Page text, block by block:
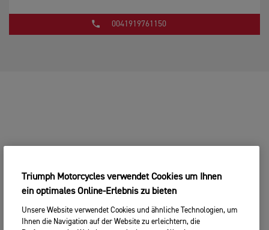
0041919761150
Triumph Motorcycles verwendet Cookies um Ihnen
ein optimales Online-Erlebnis zu bieten
Unsere Website verwendet Cookies und ähnliche Technologien, um
Ihnen die Navigation auf der Website zu erleichtern, die